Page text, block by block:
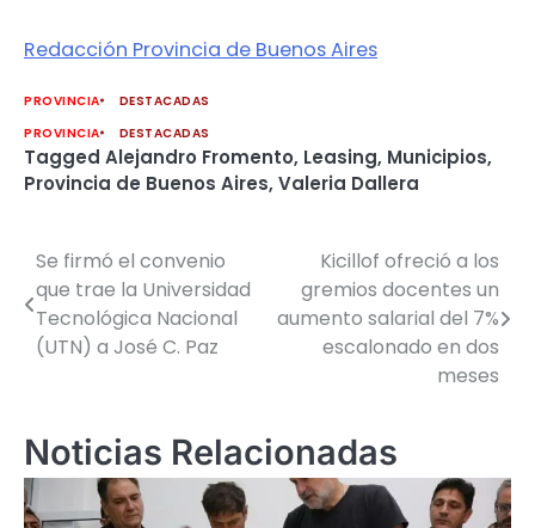
Redacción Provincia de Buenos Aires
PROVINCIA
DESTACADAS
PROVINCIA
DESTACADAS
Tagged Alejandro Fromento, Leasing, Municipios,
Provincia de Buenos Aires, Valeria Dallera
Navegación
de
entradas
Se firmó el convenio
que trae la Universidad
Tecnológica Nacional
(UTN) a José C. Paz
Kicillof ofreció a los
gremios docentes un
aumento salarial del 7%
escalonado en dos
meses
Noticias Relacionadas